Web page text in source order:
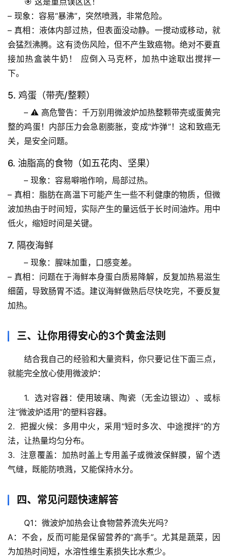
自
然
万
物
人
秘
史
案
宇
天
生
活
科
前
心
理
驿
站
求
– 现象 ：容易“暴沸”，突然喷溅，非常危险。
– 真相 ：液体内部过热，但表面没动静。一搅动或移动，就
会猛烈沸腾。这有烫伤风险，但不产生致癌物。 绝对不要直
接加热盒装牛奶！
应倒入马克杯，加热中途取出搅拌一
下。
5. 鸡蛋（带壳/整颗）
– ⚠️ 高危警告 ：千万别用微波炉加热整颗带壳或蛋黄完
整的鸡蛋！内部压力会急剧膨胀，变成“炸弹”！这和致癌无
关，是安全问题。
6. 油脂高的食物（如五花肉、坚果）
– 现象 ：容易噼啪作响，局部过热。
– 真相 ：脂肪在高温下可能产生一些不利健康的物质，但微
波加热由于时间短，实际产生的量远低于长时间油炸。 用中
低火，缩短时间是关键。
7. 隔夜海鲜
– 现象 ：腥味加重，口感变差。
– 真相 ：问题在于海鲜本身蛋白质易降解，反复加热易滋生
细菌，导致肠胃不适。 建议海鲜做熟后尽快吃完，不要反复
加热。
三、让你用得安心的3个黄金法则
结合我自己的经验和大量资料，你只要记住下面三点，
就能完全放心使用微波炉：
1. 选对容器 ：使用玻璃、陶瓷（无金边银边）、或标
注“微波炉适用”的塑料容器。
2. 把握火候：多用中火，采用“短时多次、中途搅拌”的方
法，让热量均匀分布。
3. 注意覆盖 ：加热时盖上专用盖子或微波保鲜膜，留个透
气缝，既能防喷溅，又能保持水分。
四、常见问题快速解答
Q1：微波炉加热会让食物营养流失光吗？
A：不会，反而可能是保留营养的“高手”。尤其是蔬菜，因
为加热时间短，水溶性维生素损失比水煮少。